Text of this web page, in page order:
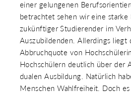
einer gelungenen
betrachtet sehen wir eine starke
zukünftiger Studierender im
Auszubildenden. Allerdings liegt
Abbruchquote von
Hochschülern deutlich über der
dualen Ausbildung. Natürlich
Menschen Wahlfreiheit. Doch